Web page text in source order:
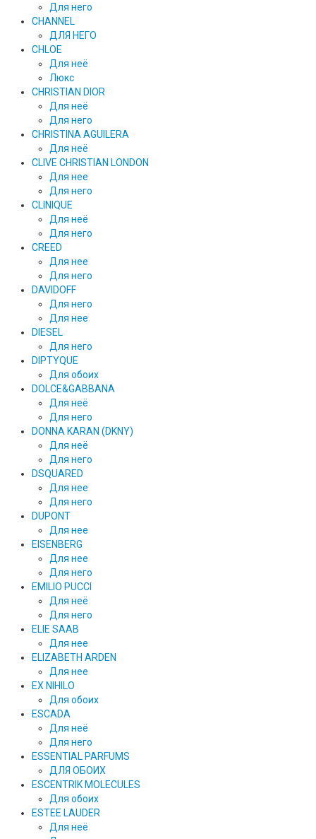
Для него
CHANNEL
ДЛЯ НЕГО
CHLOE
Для неё
Люкс
CHRISTIAN DIOR
Для неё
Для него
CHRISTINA AGUILERA
Для неё
CLIVE CHRISTIAN LONDON
Для нее
Для него
CLINIQUE
Для неё
Для него
CREED
Для нее
Для него
DAVIDOFF
Для него
Для нее
DIESEL
Для него
DIPTYQUE
Для обоих
DOLCE&GABBANA
Для неё
Для него
DONNA KARAN (DKNY)
Для неё
Для него
DSQUARED
Для нее
Для него
DUPONT
Для нее
EISENBERG
Для нее
Для него
EMILIO PUCCI
Для неё
Для него
ELIE SAAB
Для нее
ELIZABETH ARDEN
Для нее
EX NIHILO
Для обоих
ESCADA
Для неё
Для него
ESSENTIAL PARFUMS
ДЛЯ ОБОИХ
ESCENTRIK MOLECULES
Для обоих
ESTEE LAUDER
Для неё